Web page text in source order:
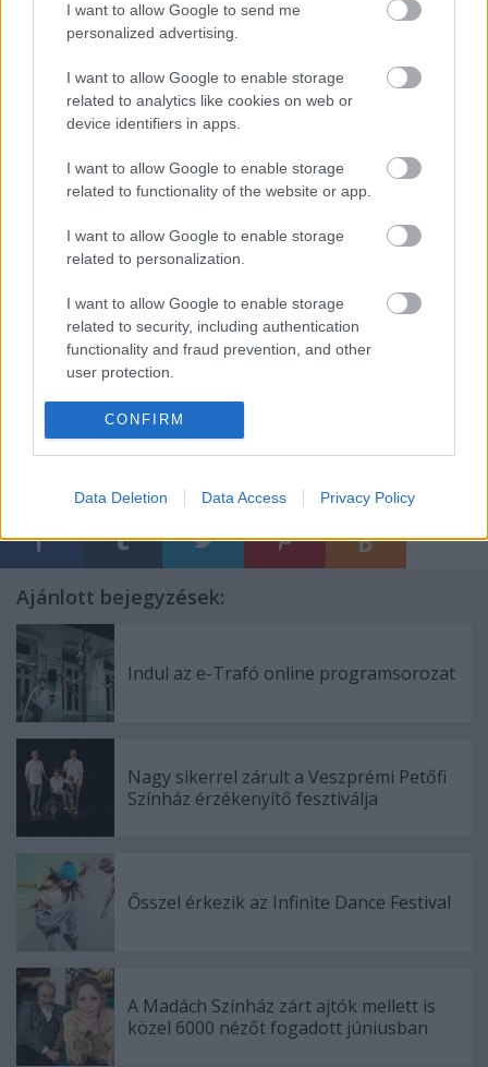
I want to allow Google to send me
personalized advertising.
I want to allow Google to enable storage
related to analytics like cookies on web or
device identifiers in apps.
I want to allow Google to enable storage
related to functionality of the website or app.
I want to allow Google to enable storage
related to personalization.
I want to allow Google to enable storage
related to security, including authentication
functionality and fraud prevention, and other
user protection.
CONFIRM
Data Deletion Data Access Privacy Policy
Dávid Péter
Gyabkin:
Moşu Norbert-László
Aljosa:Faragó Zénó
Rendező:Albu István
M Studio, Gyergyószentmiklós
Ajánlott bejegyzések:
Indul az e-Trafó online programsorozat
Nagy sikerrel zárult a Veszprémi Petőfi
Színház érzékenyítő fesztiválja
Ősszel érkezik az Infinite Dance Festival
A Madách Színház zárt ajtók mellett is
közel 6000 nézőt fogadott júniusban